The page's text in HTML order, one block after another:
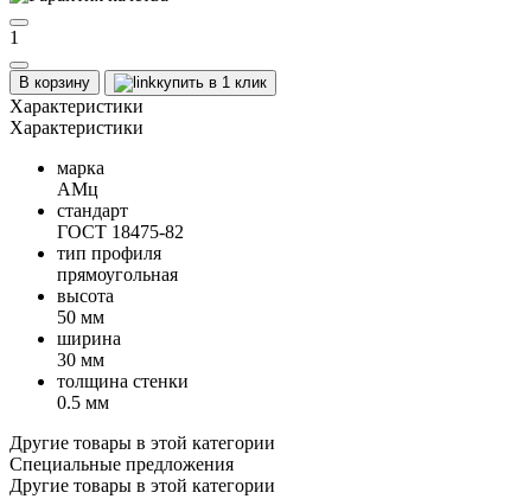
1
В корзину купить в 1 клик
Характеристики
Характеристики
марка
АМц
стандарт
ГОСТ 18475-82
тип профиля
прямоугольная
высота
50 мм
ширина
30 мм
толщина стенки
0.5 мм
Другие товары в этой категории
Специальные предложения
Другие товары в этой категории